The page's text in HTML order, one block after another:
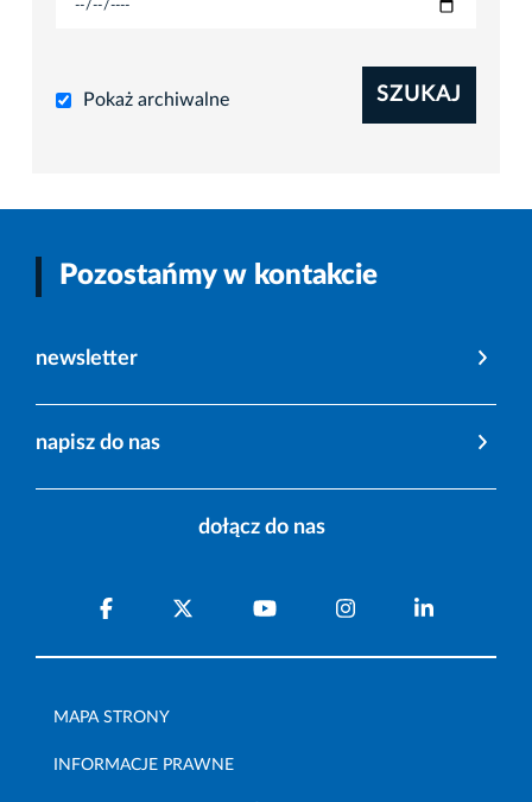
Pokaż archiwalne SZUKAJ
Pozostańmy w kontakcie
newsletter
napisz do nas
dołącz do nas
MAPA STRONY
INFORMACJE PRAWNE